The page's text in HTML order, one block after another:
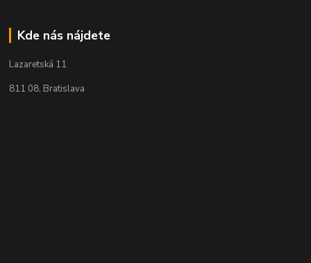
Kde nás nájdete
Lazaretská 11
811 08, Bratislava